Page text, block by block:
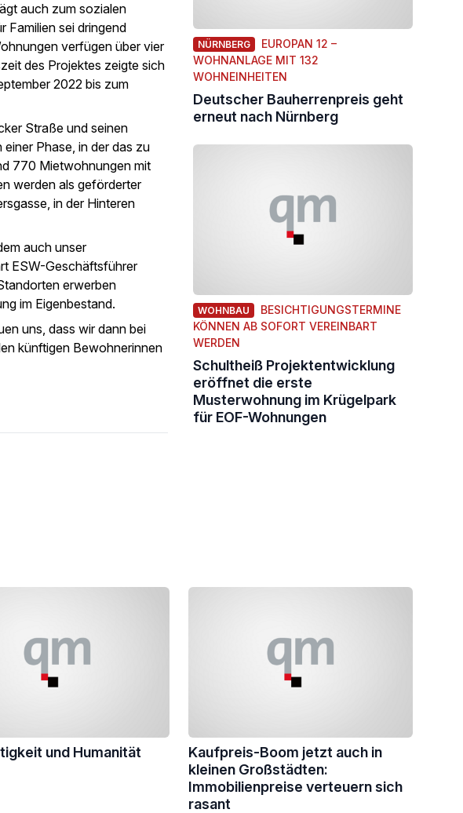
auch zum sozialen
Familien sei dringend
verfügen über vier
des Projektes zeigte sich
2022 bis zum
Straße und seinen
Phase, in der das zu
770 Mietwohnungen mit
werden als geförderter
in der Hinteren
auch unser
ESW-Geschäftsführer
erwerben
im Eigenbestand.
uns, dass wir dann bei
künftigen Bewohnerinnen
NÜRNBERG
EUROPAN 12 –
WOHNANLAGE MIT 132
WOHNEINHEITEN
Deutscher Bauherrenpreis geht
erneut nach Nürnberg
WOHNBAU
BESICHTIGUNGSTERMINE
KÖNNEN AB SOFORT VEREINBART
WERDEN
Schultheiß Projektentwicklung
eröffnet die erste
Musterwohnung im Krügelpark
für EOF-Wohnungen
und Humanität
Kaufpreis-Boom jetzt auch in
kleinen Großstädten:
Immobilienpreise verteuern sich
rasant